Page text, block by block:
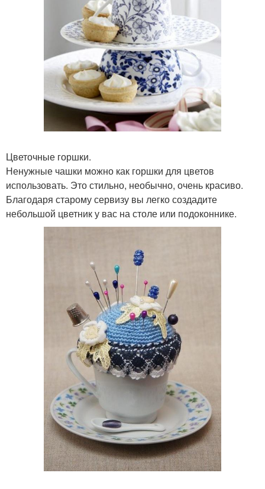
Цветочные горшки.
Ненужные чашки можно как горшки для цветов
использовать. Это стильно, необычно, очень красиво.
Благодаря старому сервизу вы легко создадите
небольшой цветник у вас на столе или подоконнике.